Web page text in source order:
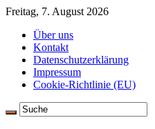
Freitag, 7. August 2026
Über uns
Kontakt
Datenschutzerklärung
Impressum
Cookie-Richtlinie (EU)